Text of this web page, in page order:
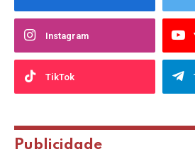
Instagram
TikTok
Publicidade